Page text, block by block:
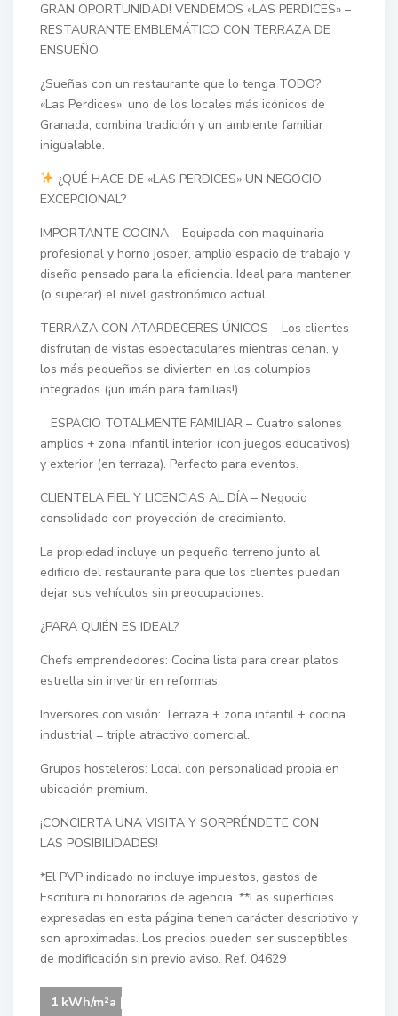
GRAN OPORTUNIDAD! VENDEMOS «LAS PERDICES» –
RESTAURANTE EMBLEMÁTICO CON TERRAZA DE
ENSUEÑO
¿Sueñas con un restaurante que lo tenga TODO?
«Las Perdices», uno de los locales más icónicos de
Granada, combina tradición y un ambiente familiar
inigualable.
¿QUÉ HACE DE «LAS PERDICES» UN NEGOCIO
EXCEPCIONAL?
IMPORTANTE COCINA – Equipada con maquinaria
profesional y horno josper, amplio espacio de trabajo y
diseño pensado para la eficiencia. Ideal para mantener
(o superar) el nivel gastronómico actual.
TERRAZA CON ATARDECERES ÚNICOS – Los clientes
disfrutan de vistas espectaculares mientras cenan, y
los más pequeños se divierten en los columpios
integrados (¡un imán para familias!).
‍ ‍ ‍ ESPACIO TOTALMENTE FAMILIAR – Cuatro salones
amplios + zona infantil interior (con juegos educativos)
y exterior (en terraza). Perfecto para eventos.
CLIENTELA FIEL Y LICENCIAS AL DÍA – Negocio
consolidado con proyección de crecimiento.
La propiedad incluye un pequeño terreno junto al
edificio del restaurante para que los clientes puedan
dejar sus vehículos sin preocupaciones.
¿PARA QUIÉN ES IDEAL?
Chefs emprendedores: Cocina lista para crear platos
estrella sin invertir en reformas.
Inversores con visión: Terraza + zona infantil + cocina
industrial = triple atractivo comercial.
Grupos hosteleros: Local con personalidad propia en
ubicación premium.
¡CONCIERTA UNA VISITA Y SORPRÉNDETE CON
LAS POSIBILIDADES!
*El PVP indicado no incluye impuestos, gastos de
Escritura ni honorarios de agencia. **Las superficies
expresadas en esta página tienen carácter descriptivo y
son aproximadas. Los precios pueden ser susceptibles
de modificación sin previo aviso. Ref. 04629
1 kWh/m²a | Your energy class is C